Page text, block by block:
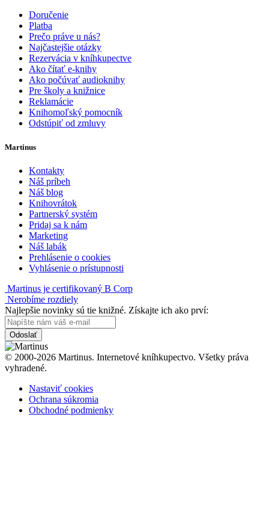
Doručenie
Platba
Prečo práve u nás?
Najčastejšie otázky
Rezervácia v kníhkupectve
Ako čítať e-knihy
Ako počúvať audioknihy
Pre školy a knižnice
Reklamácie
Knihomoľský pomocník
Odstúpiť od zmluvy
Martinus
Kontakty
Náš príbeh
Náš blog
Knihovrátok
Partnerský systém
Pridaj sa k nám
Marketing
Náš labák
Prehlásenie o cookies
Vyhlásenie o prístupnosti
Martinus je certifikovaný B Corp
Nerobíme rozdiely
Najlepšie novinky sú tie knižné. Získajte ich ako prví:
Odoslať
© 2000-2026 Martinus. Internetové kníhkupectvo. Všetky práva
vyhradené.
Nastaviť cookies
Ochrana súkromia
Obchodné podmienky